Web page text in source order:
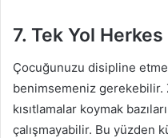
7. Tek Yol
Çocuğunuzu disipline
benimsemeniz gerekebilir.
kısıtlamalar koymak
çalışmayabilir. Bu yüzden